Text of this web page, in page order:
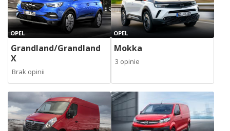
OPEL
Grandland/Grandland
X
Brak opinii
OPEL
Mokka
3 opinie